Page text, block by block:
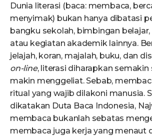
Dunia literasi (baca: membaca,
menyimak) bukan hanya dibatasi
bangku sekolah, bimbingan
atau kegiatan akademik lainnya.
jelajah, koran, majalah, buku, dan
on-line, literasi diharapkan semakin
makin menggeliat. Sebab,
ritual yang wajib dilakoni manusia.
dikatakan Duta Baca Indonesia,
membaca bukanlah sebatas
membaca juga kerja yang menaut